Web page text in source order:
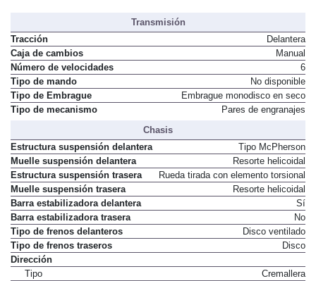
Transmisión
Tracción
Delantera
Caja de cambios
Manual
Número de velocidades
6
Tipo de mando
No disponible
Tipo de Embrague
Embrague monodisco en seco
Tipo de mecanismo
Pares de engranajes
Chasis
Estructura suspensión delantera
Tipo McPherson
Muelle suspensión delantera
Resorte helicoidal
Estructura suspensión trasera
Rueda tirada con elemento torsional
Muelle suspensión trasera
Resorte helicoidal
Barra estabilizadora delantera
Sí
Barra estabilizadora trasera
No
Tipo de frenos delanteros
Disco ventilado
Tipo de frenos traseros
Disco
Dirección
Tipo
Cremallera